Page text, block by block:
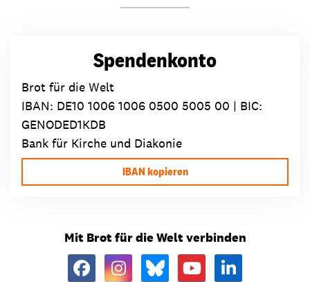
Spendenkonto
Brot für die Welt
IBAN: DE10 1006 1006 0500 5005 00 | BIC:
GENODED1KDB
Bank für Kirche und Diakonie
IBAN kopieren
Mit Brot für die Welt verbinden